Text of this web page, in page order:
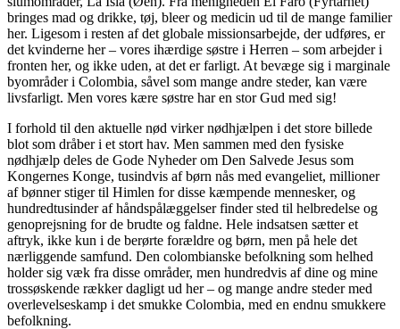
bringes mad og drikke, tøj, bleer og medicin ud til de mange familier
her. Ligesom i resten af det globale missionsarbejde, der udføres, er
det kvinderne her – vores ihærdige søstre i Herren – som arbejder i
fronten her, og ikke uden, at det er farligt. At bevæge sig i marginale
byområder i Colombia, såvel som mange andre steder, kan være
livsfarligt. Men vores kære søstre har en stor Gud med sig!
I forhold til den aktuelle nød virker nødhjælpen i det store billede
blot som dråber i et stort hav. Men sammen med den fysiske
nødhjælp deles de Gode Nyheder om Den Salvede Jesus som
Kongernes Konge, tusindvis af børn nås med evangeliet, millioner
af bønner stiger til Himlen for disse kæmpende mennesker, og
hundredtusinder af håndspålæggelser finder sted til helbredelse og
genoprejsning for de brudte og faldne. Hele indsatsen sætter et
aftryk, ikke kun i de berørte forældre og børn, men på hele det
nærliggende samfund. Den colombianske befolkning som helhed
holder sig væk fra disse områder, men hundredvis af dine og mine
trossøskende rækker dagligt ud her – og mange andre steder med
overlevelseskamp i det smukke Colombia, med en endnu smukkere
befolkning.